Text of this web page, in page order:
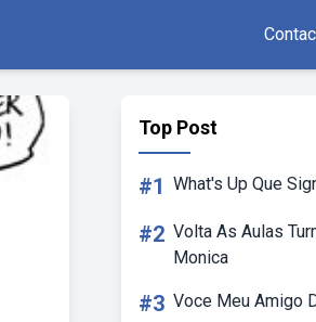
Top Post
#1 What's Up Que
#2 Volta As Aulas
Monica
#3 Voce Meu Amigo